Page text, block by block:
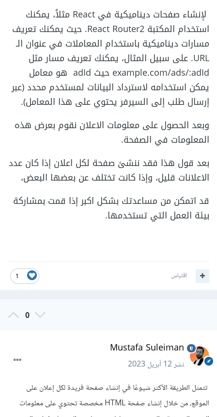
لإنشاء صفحات ديناميكية في React مثلاً، يمكنك
استخدام المكتبة React Router2. حيث يمكنك تعريف
مسارات ديناميكية باستخدام المعاملات في عنوان الـ
URL. على سبيل المثال، يمكنك تعريف مسار مثل
example.com/ads/:adId حيث adId هو معامل
يمكن استخدامه لاسترداد البيانات لمستخدم محدد (عبر
إرسال طلب إلى السيرفر يحتوي على هذا المعامل).
وبعد الحصول على معلومات الاعلان نقوم بعرض هذه
المعلومات في الصفحة.
بعد قول هذا فقد ننشئ صفحة لكل اعلان إذا كان عدد
الاعلانات قليل، وإذا كانت تختلف عن بعضها البعض،
قد اتمكن من مساعدتك بشكل اكبر إذا قمت بمشاركة
بيئة العمل التي تستخدمها.
1 اقتباس
0
Mustafa Suleiman
نشر12 أبريل 2023
تتمثل الطريقة الأكثر شيوعًا في إنشاء صفحة فريدة لكل إعلان على
الموقع، من خلال إنشاء صفحة HTML مخصصة تحتوي على معلومات